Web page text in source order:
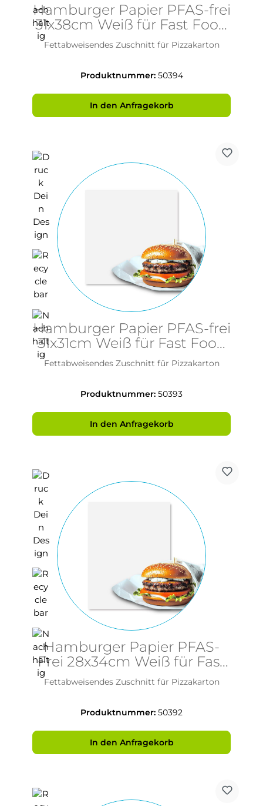
Hamburger Papier PFAS-frei
31x38cm Weiß für Fast Food
und Snacks
Fettabweisendes Zuschnitt für Pizzakarton
Produktnummer: 50394
In den Anfragekorb
Hamburger Papier PFAS-frei
31x31cm Weiß für Fast Food
und Snacks
Fettabweisendes Zuschnitt für Pizzakarton
Produktnummer: 50393
In den Anfragekorb
Hamburger Papier PFAS-
Frei 28x34cm Weiß für Fast
Food und Snacks
Fettabweisendes Zuschnitt für Pizzakarton
Produktnummer: 50392
In den Anfragekorb